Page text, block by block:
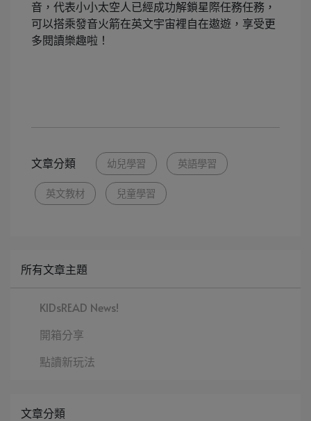
音，代表小小太空人已經成功解鎖星際任務任務，
可以搭乘發音火箭在英文宇宙裡自在遨遊，享受更
多閱讀樂趣啦！
文章分類 幼兒學習 英語學習
英文教材 兒童學習
所有文章主題
KIDsREAD News!
開箱分享
點讀新玩法
文章分類